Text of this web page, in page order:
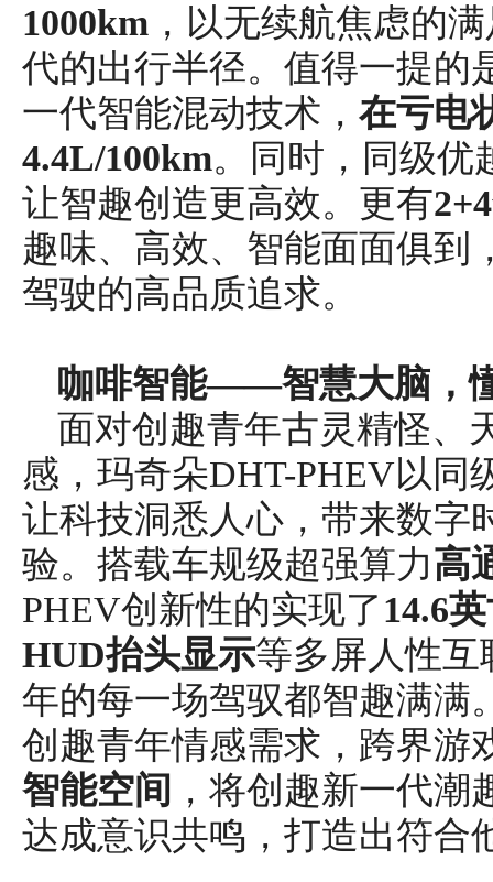
1000km ，以无续航焦虑的
代的出行半径。值得一提的
一代智能混动技术， 在亏电
4.4L/100km。同时，同级优
让智趣创造更高效。更有
趣味、高效、智能面面俱到
驾驶的高品质追求。
咖啡智能——智慧大脑，
面对创趣青年古灵精怪、
感，玛奇朵DHT-PHEV以同
让科技洞悉人心，带来数字
验。搭载车规级超强算力高
PHEV创新性的实现了14.6
HUD抬头显示等多屏人性互
年的每一场驾驭都智趣满满
创趣青年情感需求，跨界游
智能空间 ，将创趣新一代
达成意识共鸣，打造出符合